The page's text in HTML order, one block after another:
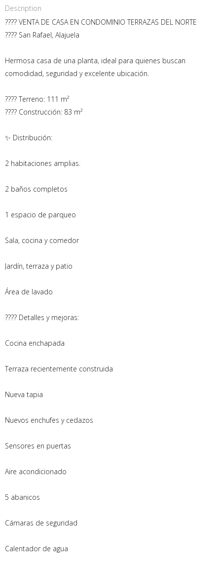
Description
???? VENTA DE CASA EN CONDOMINIO TERRAZAS DEL NORTE
???? San Rafael, Alajuela
Hermosa casa de una planta, ideal para quienes buscan
comodidad, seguridad y excelente ubicación.
???? Terreno: 111 m²
???? Construcción: 83 m²
✨ Distribución:
2 habitaciones amplias.
2 baños completos
1 espacio de parqueo
Sala, cocina y comedor
Jardín, terraza y patio
Área de lavado
???? Detalles y mejoras:
Cocina enchapada
Terraza recientemente construida
Nueva tapia
Nuevos enchufes y cedazos
Sensores en puertas
Aire acondicionado
5 abanicos
Cámaras de seguridad
Calentador de agua